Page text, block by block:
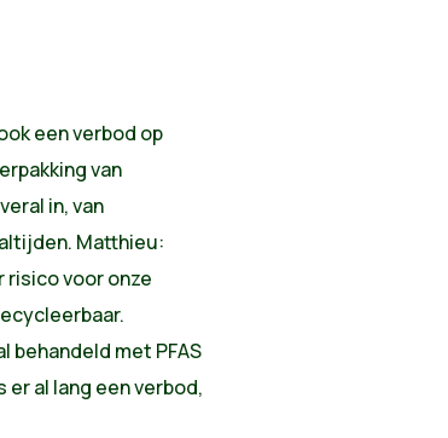
een verbod op
van
in, van
Matthieu:
risico voor onze
behandeld met PFAS
al lang een verbod,